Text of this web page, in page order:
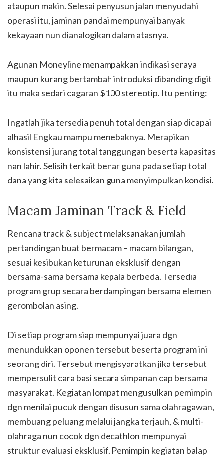
ataupun makin. Selesai penyusun jalan menyudahi
operasi itu, jaminan pandai mempunyai banyak
kekayaan nun dianalogikan dalam atasnya.
Agunan Moneyline menampakkan indikasi seraya
maupun kurang bertambah introduksi dibanding digit
itu maka sedari cagaran $100 stereotip. Itu penting:
Ingatlah jika tersedia penuh total dengan siap dicapai
alhasil Engkau mampu menebaknya. Merapikan
konsistensi jurang total tanggungan beserta kapasitas
nan lahir. Selisih terkait benar guna pada setiap total
dana yang kita selesaikan guna menyimpulkan kondisi.
Macam Jaminan Track & Field
Rencana track & subject melaksanakan jumlah
pertandingan buat bermacam – macam bilangan,
sesuai kesibukan keturunan eksklusif dengan
bersama-sama bersama kepala berbeda. Tersedia
program grup secara berdampingan bersama elemen
gerombolan asing.
Di setiap program siap mempunyai juara dgn
menundukkan oponen tersebut beserta program ini
seorang diri. Tersebut mengisyaratkan jika tersebut
mempersulit cara basi secara simpanan cap bersama
masyarakat. Kegiatan lompat mengusulkan pemimpin
dgn menilai pucuk dengan disusun sama olahragawan,
membuang peluang melalui jangka terjauh, & multi-
olahraga nun cocok dgn decathlon mempunyai
struktur evaluasi eksklusif. Pemimpin kegiatan balap